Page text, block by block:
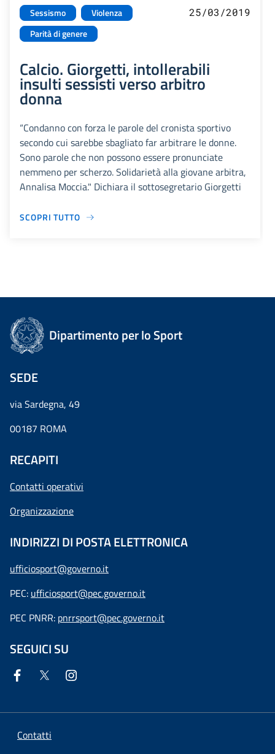
Sessismo
Violenza
Parità di genere
25/03/2019
Calcio. Giorgetti, intollerabili
insulti sessisti verso arbitro
donna
“Condanno con forza le parole del cronista sportivo
secondo cui sarebbe sbagliato far arbitrare le donne.
Sono parole che non possono essere pronunciate
nemmeno per scherzo. Solidarietà alla giovane arbitra,
Annalisa Moccia." Dichiara il sottosegretario Giorgetti
SCOPRI TUTTO
Dipartimento per lo Sport
SEDE
via Sardegna, 49
00187 ROMA
RECAPITI
Contatti operativi
Organizzazione
INDIRIZZI DI POSTA ELETTRONICA
ufficiosport@governo.it
PEC: ufficiosport@pec.governo.it
PEC PNRR: pnrrsport@pec.governo.it
SEGUICI SU
Contatti